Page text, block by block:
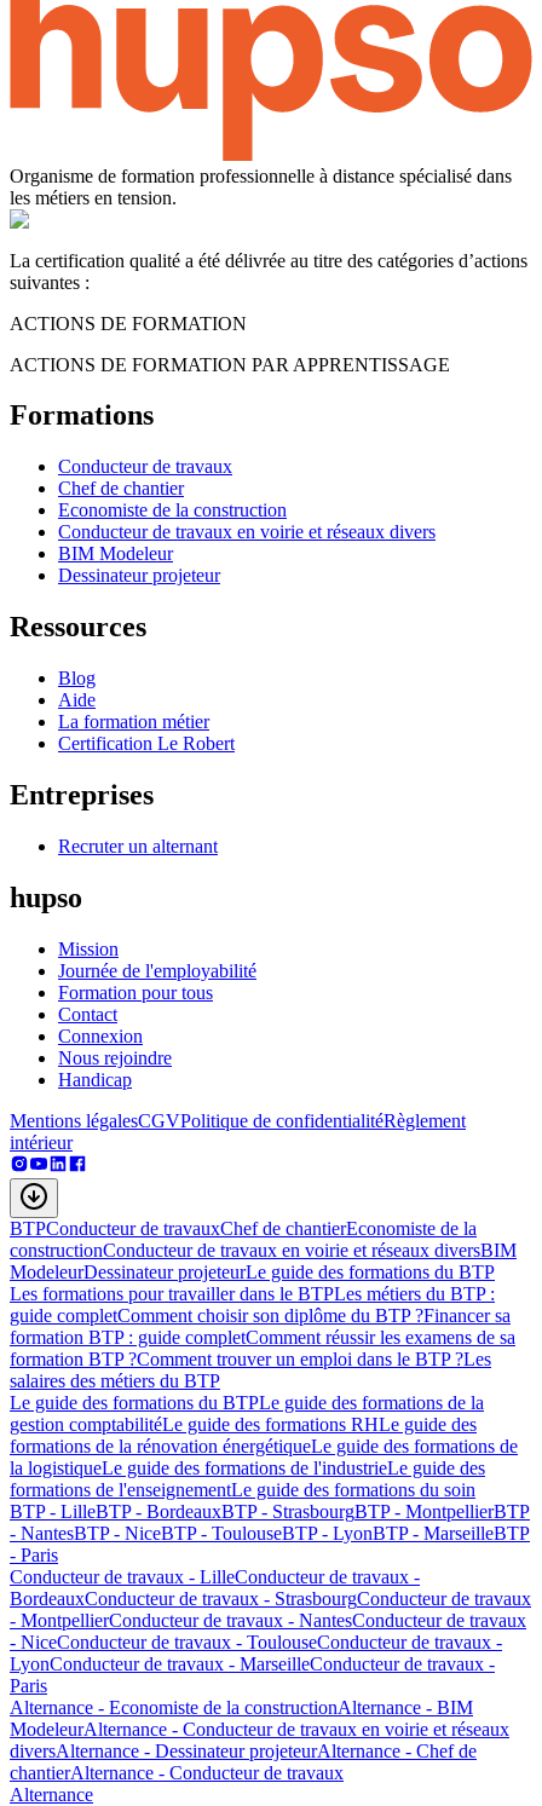
Organisme de formation professionnelle à distance spécialisé dans
les métiers en tension.
La certification qualité a été délivrée au titre des catégories d’actions
suivantes :
ACTIONS DE FORMATION
ACTIONS DE FORMATION PAR APPRENTISSAGE
Formations
Conducteur de travaux
Chef de chantier
Economiste de la construction
Conducteur de travaux en voirie et réseaux divers
BIM Modeleur
Dessinateur projeteur
Ressources
Blog
Aide
La formation métier
Certification Le Robert
Entreprises
Recruter un alternant
hupso
Mission
Journée de l'employabilité
Formation pour tous
Contact
Connexion
Nous rejoindre
Handicap
Mentions légalesCGVPolitique de confidentialitéRèglement
intérieur
BTPConducteur de travauxChef de chantierEconomiste de la
constructionConducteur de travaux en voirie et réseaux diversBIM
ModeleurDessinateur projeteurLe guide des formations du BTP
Les formations pour travailler dans le BTPLes métiers du BTP :
guide completComment choisir son diplôme du BTP ?Financer sa
formation BTP : guide completComment réussir les examens de sa
formation BTP ?Comment trouver un emploi dans le BTP ?Les
salaires des métiers du BTP
Le guide des formations du BTPLe guide des formations de la
gestion comptabilitéLe guide des formations RHLe guide des
formations de la rénovation énergétiqueLe guide des formations de
la logistiqueLe guide des formations de l'industrieLe guide des
formations de l'enseignementLe guide des formations du soin
BTP - LilleBTP - BordeauxBTP - StrasbourgBTP - MontpellierBTP
- NantesBTP - NiceBTP - ToulouseBTP - LyonBTP - MarseilleBTP
- Paris
Conducteur de travaux - LilleConducteur de travaux -
BordeauxConducteur de travaux - StrasbourgConducteur de travaux
- MontpellierConducteur de travaux - NantesConducteur de travaux
- NiceConducteur de travaux - ToulouseConducteur de travaux -
LyonConducteur de travaux - MarseilleConducteur de travaux -
Paris
Alternance - Economiste de la constructionAlternance - BIM
ModeleurAlternance - Conducteur de travaux en voirie et réseaux
diversAlternance - Dessinateur projeteurAlternance - Chef de
chantierAlternance - Conducteur de travaux
Alternance